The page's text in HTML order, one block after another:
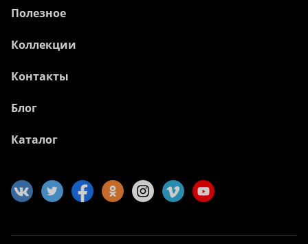
Полезное
Коллекции
Контакты
Блог
Каталог